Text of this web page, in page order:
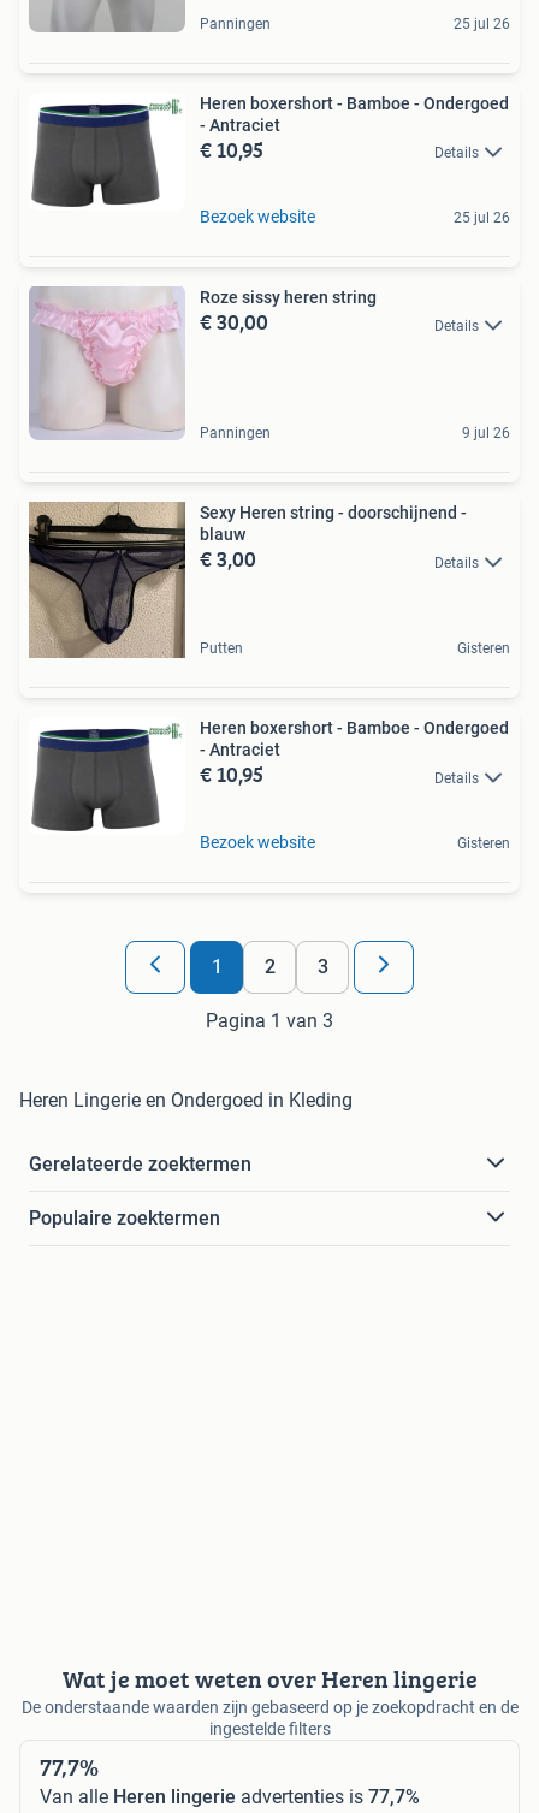
Panningen 25 jul 26
Heren boxershort - Bamboe - Ondergoed
- Antraciet
€ 10,95 Details
Bezoek website 25 jul 26
Roze sissy heren string
€ 30,00 Details
Panningen 9 jul 26
Sexy Heren string - doorschijnend -
blauw
€ 3,00 Details
Putten Gisteren
Heren boxershort - Bamboe - Ondergoed
- Antraciet
€ 10,95 Details
Bezoek website Gisteren
1 2 3
Pagina 1 van 3
Heren Lingerie en Ondergoed in Kleding
Gerelateerde zoektermen
Populaire zoektermen
Wat je moet weten over Heren lingerie
De onderstaande waarden zijn gebaseerd op je zoekopdracht en de
ingestelde filters
77,7%
Van alle Heren lingerie advertenties is 77,7%